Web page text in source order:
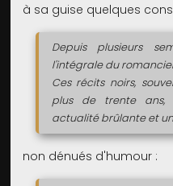
à sa guise quelques
Depuis plusieurs
l'intégrale du
Ces récits noirs,
plus de trente ans,
actualité brûlante et
non dénués d'humour :